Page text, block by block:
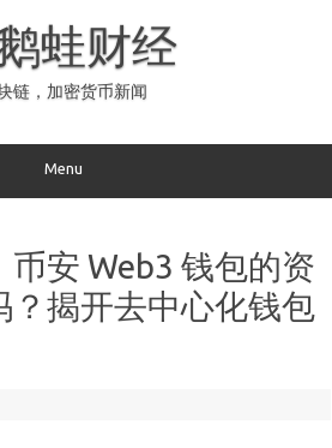
蛙财经
链，加密货币新闻
Menu
币安 Web3 钱包的资
？揭开去中心化钱包